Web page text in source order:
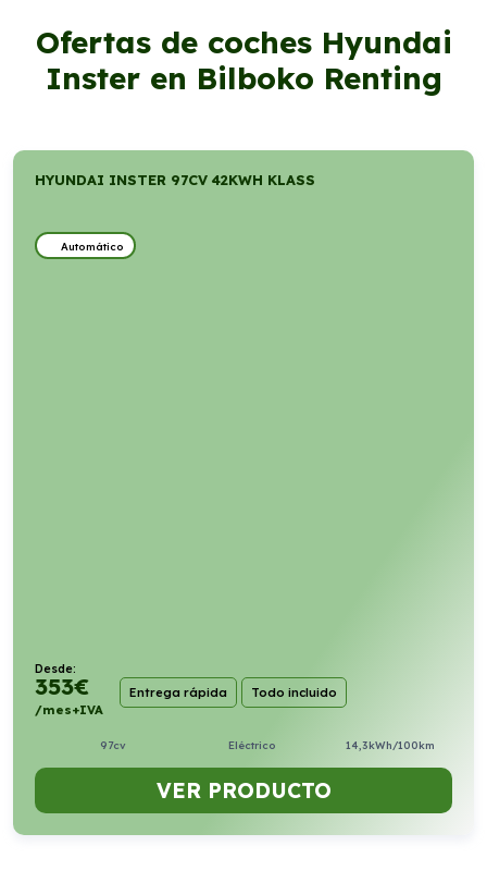
Ofertas de coches Hyundai
Inster en Bilboko Renting
HYUNDAI INSTER 97CV 42KWH KLASS
Automático
Desde:
353€
/mes+IVA
Entrega rápida Todo incluido
97cv Eléctrico 14,3kWh/100km
VER PRODUCTO